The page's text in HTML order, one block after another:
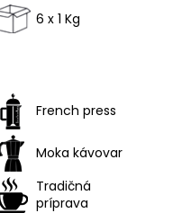
6 x 1 Kg
French press
Moka kávovar
Tradičná
príprava